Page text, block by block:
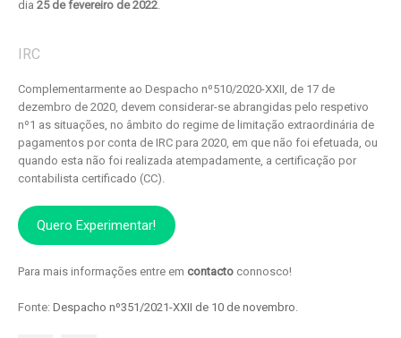
dia 25 de fevereiro de 2022.
IRC
Complementarmente ao Despacho nº510/2020-XXII, de 17 de
dezembro de 2020, devem considerar-se abrangidas pelo respetivo
nº1 as situações, no âmbito do regime de limitação extraordinária de
pagamentos por conta de IRC para 2020, em que não foi efetuada, ou
quando esta não foi realizada atempadamente, a certificação por
contabilista certificado (CC).
Quero Experimentar!
Para mais informações entre em contacto connosco!
Fonte: Despacho nº351/2021-XXII de 10 de novembro